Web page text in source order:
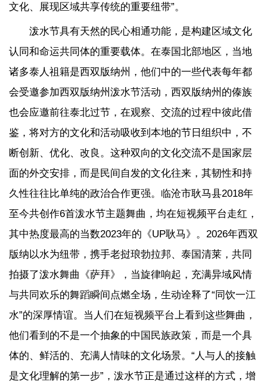
文化、展现区域共享传统的重要纽带”。
泼水节具有天然的民心相通功能，是构建区域文化
认同和命运共同体的重要载体。在泰国北部地区，当地
诸多泰人祖籍是西双版纳州，他们中的一些代表每年都
会受邀参加西双版纳州泼水节活动，西双版纳州的傣族
也会应邀前往泰北过节，在观察、交流的过程中彼此借
鉴，将对方的文化和活动吸收到本地的节日组织中，不
断创新、优化、改良。这种双向的文化交流不是国家层
面的外交安排，而是民间自发的文化往来，其韧性和持
久性往往比单纯的政治合作更强。 临沧市耿马县2018年
至今共创作6首泼水节主题舞曲，均在短视频平台走红，
其中热度最高的当数2023年的《UP耿马》。2026年西双
版纳以水为纽带，携手老挝琅勃拉邦、泰国清莱，共同
拍摄了泼水舞曲《萨拜》，当旋律响起，充满异域风情
与共同欢乐的舞蹈瞬间点燃全场，生动诠释了“同饮一江
水”的深厚情谊。当人们在短视频平台上看到这些舞曲，
他们看到的不是一个抽象的中国民族政策，而是一个具
体的、鲜活的、充满人情味的文化场景。“人与人的接触
是文化理解的第一步”，泼水节正是通过这样的方式，增